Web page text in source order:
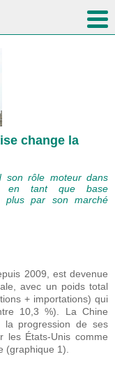
change la
son rôle moteur dans
en tant que base
plus par son marché
2009, est devenue
avec un poids total
+ importations) qui
10,3 %). La Chine
progression de ses
les États-Unis comme
(graphique 1).